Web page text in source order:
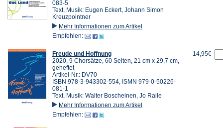
083-5
Text, Musik: Eugen Eckert, Johann Simon
Kreuzpointner
Mehr Informationen zum Artikel
Empfehlen:
Freude und Hoffnung
2020, 9 Chorsätze, 60 Seiten, 21 cm x 29,7 cm,
geheftet
Artikel-Nr.: DV70
ISBN 978-3-943302-554, ISMN 979-0-50226-
081-1
Text, Musik: Walter Boscheinen, Jo Raile
Mehr Informationen zum Artikel
Empfehlen:
14,95€